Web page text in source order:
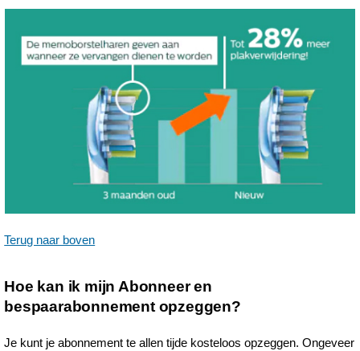
Terug naar boven
Hoe kan ik mijn Abonneer en
bespaarabonnement opzeggen?
Je kunt je abonnement te allen tijde kosteloos opzeggen. Ongeveer